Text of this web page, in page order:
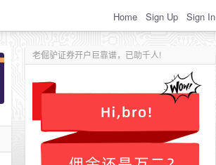
Home Sign Up Sign In
老倔驴证券开户巨靠谱，已助千人!